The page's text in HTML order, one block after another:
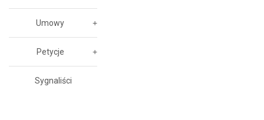
Umowy
Petycje
Sygnaliści